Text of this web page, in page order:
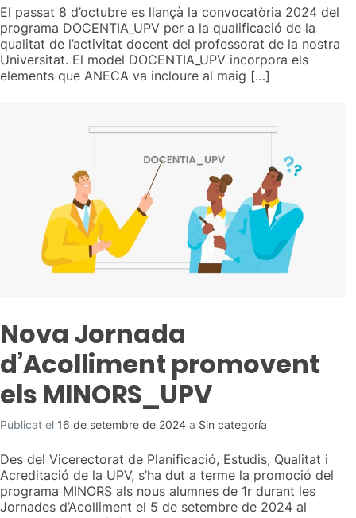
El passat 8 d’octubre es llançà la convocatòria 2024 del
programa DOCENTIA_UPV per a la qualificació de la
qualitat de l’activitat docent del professorat de la nostra
Universitat. El model DOCENTIA_UPV incorpora els
elements que ANECA va incloure al maig […]
Nova Jornada
d’Acolliment promovent
els MINORS_UPV
Publicat el 16 de setembre de 2024 a Sin categoría
Des del Vicerectorat de Planificació, Estudis, Qualitat i
Acreditació de la UPV, s’ha dut a terme la promoció del
programa MINORS als nous alumnes de 1r durant les
Jornades d’Acolliment el 5 de setembre de 2024 al